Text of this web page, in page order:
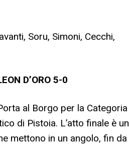
Soru, Simoni, Cecchi,
D’ORO 5-0
al Borgo per la Categoria
di Pistoia. L’atto finale è un
mettono in un angolo, fin da